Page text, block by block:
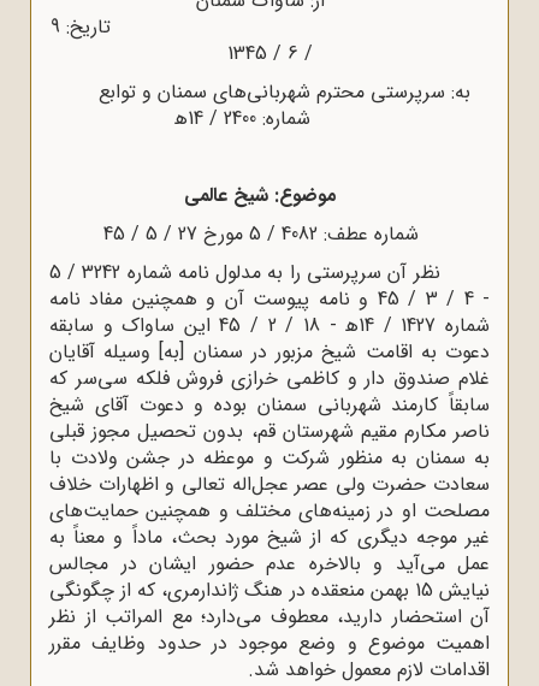
تاریخ: 9
1345
به: سرپرستی محترم شهربانی‌های سمنان و توابع
شماره: 2400 / 14ﻫ
موضوع: شیخ عالمی
شماره عطف: 4082 / 5 مورخ 27 / 5 / 45
نظر آن سرپرستی را به مدلول نامه شماره 3242 / 5
- 4 / 3 / 45 و نامه پیوست آن و همچنین مفاد نامه
شماره 1427 / 14ﻫ - 18 / 2 / 45 این ساواک و سابقه
دعوت به اقامت شیخ مزبور در سمنان [به] وسیله آقایان
غلام صندوق دار و کاظمی خرازی فروش فلکه سی‌سر که
سابقاً کارمند شهربانی سمنان بوده و دعوت آقای شیخ
ناصر مکارم مقیم شهرستان قم، بدون تحصیل مجوز قبلی
به سمنان به منظور شرکت و موعظه در جشن ولادت با
سعادت حضرت ولی عصر عجل‌اله تعالی و اظهارات خلاف
مصلحت او در زمینه‌های مختلف و همچنین حمایت‌های
غیر موجه دیگری که از شیخ مورد بحث، ماداً و معناً به
عمل می‌آید و بالاخره عدم حضور ایشان در مجالس
نیایش 15 بهمن منعقده در هنگ ژاندارمری، که از چگونگی
آن استحضار دارید، معطوف می‌دارد؛ مع المراتب از نظر
اهمیت موضوع و وضع موجود در حدود وظایف مقرر
اقدامات لازم معمول خواهد شد.